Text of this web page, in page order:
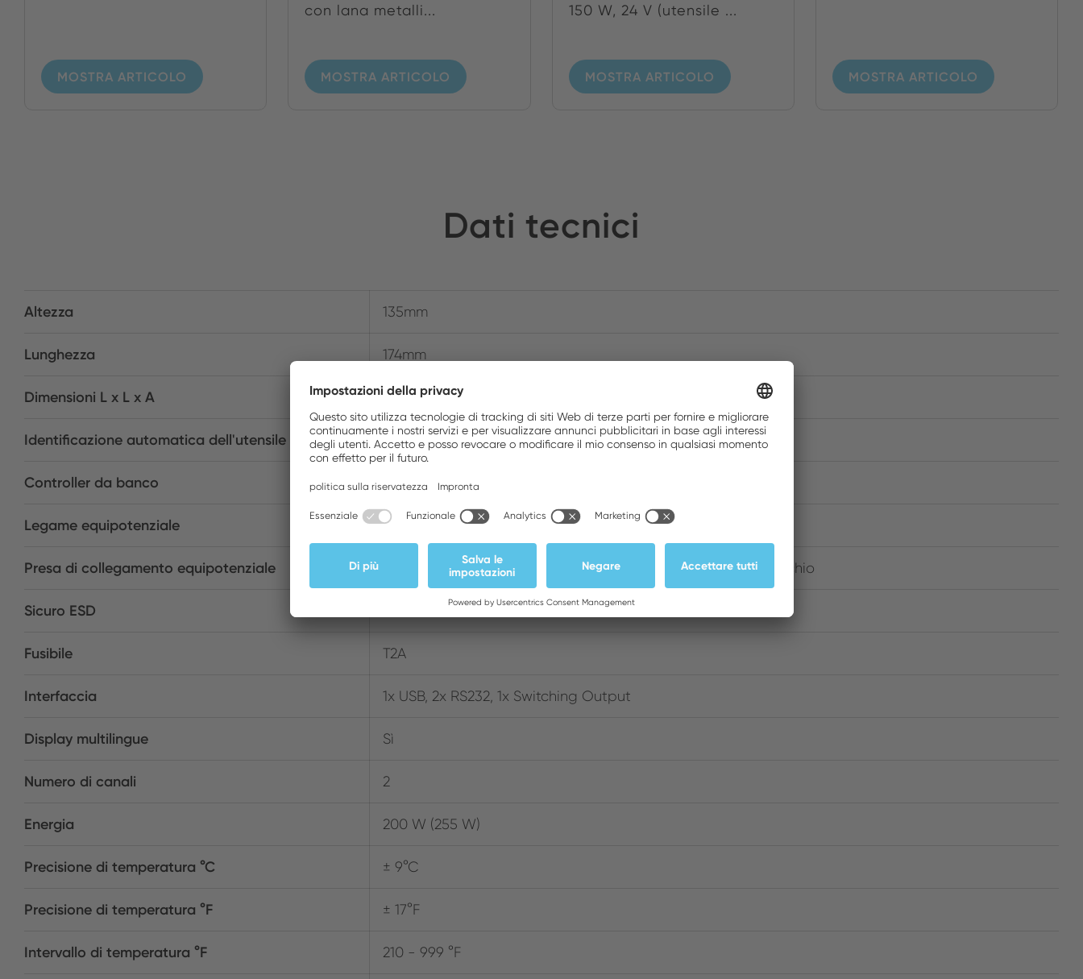
MOSTRA ARTICOLO
con lana metalli...
MOSTRA ARTICOLO
150 W, 24 V (utensile ...
MOSTRA ARTICOLO MOSTRA ARTICOLO
Dati tecnici
Altezza 135mm
Lunghezza 174mm
Dimensioni L x L x A 174.0 x 154.0 x 135.0mm
Identificazione automatica dell'utensile Sì
Controller da banco Sì
Legame equipotenziale Sì
Presa di collegamento equipotenziale Mediante bussola di innesto da 3,5mm sul lato dell'apparecchio
Sicuro ESD
Fusibile T2A
Interfaccia 1x USB, 2x RS232, 1x Switching Output
Display multilingue Sì
Numero di canali 2
Energia 200 W (255 W)
Precisione di temperatura °C ± 9°C
Precisione di temperatura °F ± 17°F
Intervallo di temperatura °F 210 - 999 °F